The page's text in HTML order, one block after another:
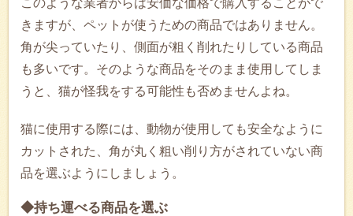
このような業者からは安価な価格で購入することがで
きますが、ペットが使うための商品ではありません。
角が尖っていたり、側面が粗く削れたりしている商品
も多いです。そのような商品をそのまま使用してしま
うと、猫が怪我をする可能性も否めませんよね。
猫に使用する際には、動物が使用しても安全なように
カットされた、角が丸く粗い削り方がされていない商
品を選ぶようにしましょう。
◆持ち運べる商品を選ぶ